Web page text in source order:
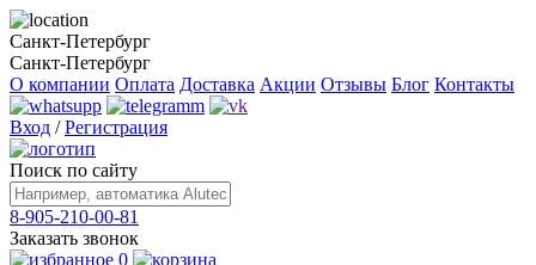
Санкт-Петербург
Санкт-Петербург
О компании Оплата Доставка Акции Отзывы Блог Контакты
Вход / Регистрация
Поиск по сайту
8-905-210-00-81
Заказать звонок
0